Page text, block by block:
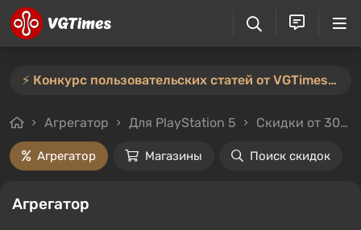
⚡️ Конкурс пользовательских статей от VGTimes продлён — участвуйте тут ⚡️
Агрегатор Для PlayStation 5 Скидки от 30%
Агрегатор Магазины Поиск скидок
Агрегатор